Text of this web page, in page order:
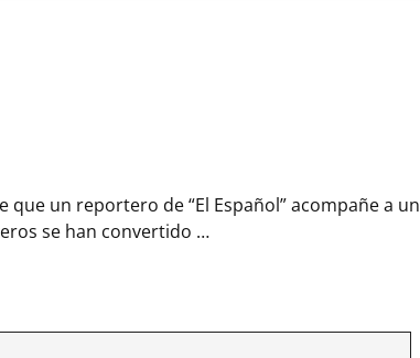
un reportero de “El Español” acompañe a un
se han convertido …